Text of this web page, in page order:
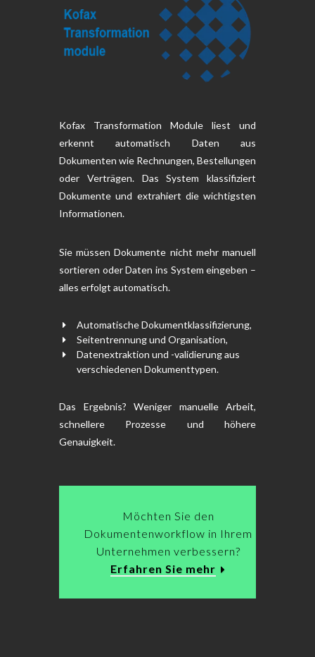
Kofax Transformation Module liest und
erkennt automatisch Daten aus
Dokumenten wie Rechnungen, Bestellungen
oder Verträgen. Das System klassifiziert
Dokumente und extrahiert die wichtigsten
Informationen.
Sie müssen Dokumente nicht mehr manuell
sortieren oder Daten ins System eingeben –
alles erfolgt automatisch.
Automatische Dokumentklassifizierung,
Seitentrennung und Organisation,
Datenextraktion und -validierung aus
verschiedenen Dokumenttypen.
Das Ergebnis? Weniger manuelle Arbeit,
schnellere Prozesse und höhere
Genauigkeit.
Möchten Sie den
Dokumentenworkflow in Ihrem
Unternehmen verbessern?
Erfahren Sie mehr